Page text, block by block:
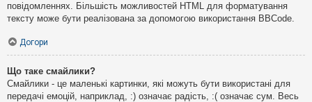
повідомленнях. Більшість можливостей HTML для форматування
тексту може бути реалізована за допомогою використання BBCode.
Догори
Що таке смайлики?
Смайлики - це маленькі картинки, які можуть бути використані для
передачі емоцій, наприклад, :) означає радість, :( означає сум. Весь